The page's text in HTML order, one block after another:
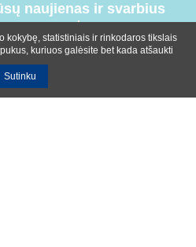
naujienas ir svarbius
kokybę, statistiniais ir rinkodaros tikslais
kuriuos galėsite bet kada atšaukti
Sutinku